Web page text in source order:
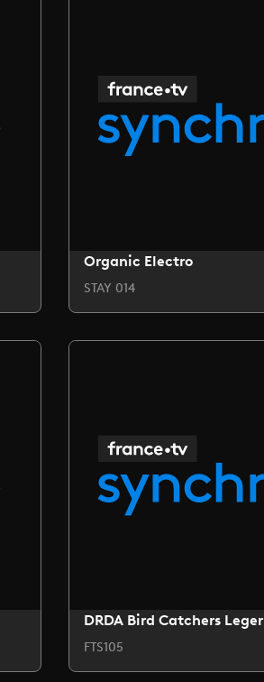
Organic Electro
STAY 014
DRDA Bird Catchers Leger
FTS105